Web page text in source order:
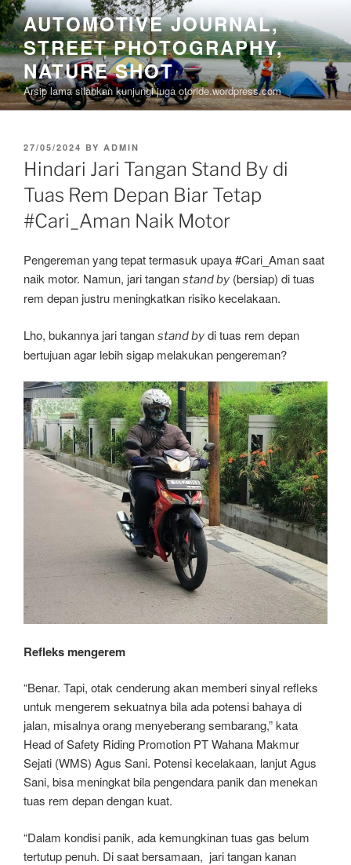
Skip
to
content
AUTOMOTIVE JOURNAL,
STREET PHOTOGRAPHY,
NATURE SHOT
Arsip lama silahkan kunjungi juga otoride.wordpress.com
POSTED
ON
27/05/2024 BY ADMIN
Hindari Jari Tangan Stand By di
Tuas Rem Depan Biar Tetap
#Cari_Aman Naik Motor
Pengereman yang tepat termasuk upaya #Cari_Aman saat
naik motor. Namun, jari tangan stand by (bersiap) di tuas
rem depan justru meningkatkan risiko kecelakaan.
Lho, bukannya jari tangan stand by di tuas rem depan
bertujuan agar lebih sigap melakukan pengereman?
Refleks mengerem
“Benar. Tapi, otak cenderung akan memberi sinyal refleks
untuk mengerem sekuatnya bila ada potensi bahaya di
jalan, misalnya orang menyeberang sembarang,” kata
Head of Safety Riding Promotion PT Wahana Makmur
Sejati (WMS) Agus Sani. Potensi kecelakaan, lanjut Agus
Sani, bisa meningkat bila pengendara panik dan menekan
tuas rem depan dengan kuat.
“Dalam kondisi panik, ada kemungkinan tuas gas belum
tertutup penuh. Di saat bersamaan, jari tangan kanan